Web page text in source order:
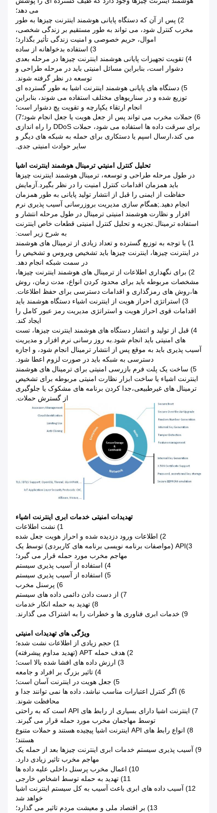
می دهد؛
2) پس از آن که دستگاه پایانی هوشمند اینترنت چیزها به طور
مخرب کنترل شود، می تواند به طور مستقیم بر زندگی شخصی،
اموال، حریم خصوصی و امنیت زندگی تأثیر بگذارد؛
3) استفاده بدخواهانه از ساده
4) تقویت تجهیزات پایانی هوشمند اینترنت چیزها در مرحله بعدی
دشوار است، بنابراین مسائل امنیتی باید در مرحله طراحی و
توسعه در نظر گرفته شوند.
5) دستگاه های پایانی هوشمند اینترنت اشیا به طور گسترده ای
توزیع شده و در سناریوهای مختلف استفاده می شوند، بنابراین
انجام ارتقاء یکپارچه و تقویت پچ دشوار است؛
6) حملات مخرب می تواند پس از جعل هویت یا جعل انجام شود؛7)
برای سرقت داده ها استفاده می شود، حملات DDoS را راه اندازی
می کند،ارسال اسپم یا دستکاری برای حمله به شبکه های دیگر و
سایر حوادث امنیتی جدی.
تحليل کنترل امنيتي ترمينال هوشمند اينترنت اشيا
در طول مرحله طراحی و توسعه، ترمینال هوشمند اینترنت چیزها
باید همزمان اقدامات کنترل امنیت را در نظر بگیرد.آزمایش
حفاظت از ایمنی را قبل از انتشار تولید پایانی به طور همزمان
انجام دهید.;همگام سازی مدیریت بروزرسانی آسیب پذیری نرم
افزار و نظارت هوشمند امنیتی ترمینال در طول مرحله انتشار و
استفاده ترمینال.تجزیه و تحلیل کنترل امنیتی قطعات خاص اینترنت
به شرح زیر است:
1) با توجه به توزیع گسترده و تعداد زیادی از ترمینال های هوشمند
در اینترنت چیزها، اینترنت چیزها باید تشخیص ویروس و تشخیص را
در سمت شبکه انجام دهد.
2) برای نگهداری اطلاعات از ترمینال های هوشمند اینترنت چیزها،
مشخصات مربوطه باید برای محدود کردن انواع، مدت زمان، روش
ها،روش های رمزگذاری و اقدامات دسترسی برای حفظ اطلاعات.
3) استراتژی احراز هویت از اینترنت اشیاء دستگاه هوشمند باید
اقدامات قوی احراز هویت و استراتژی مدیریت رمز عبور کامل را
ایجاد کند.
4) قبل از تولید و انتشار دستگاه های هوشمند اینترنت چیزها، تست
های امنیتی باید انجام شود.به روز رسانی نرم افزار و مدیریت
آسیب پذیری باید به موقع پس از انتشار ترمینال انجام شود، و اجازه
دسترسی به شبکه باید در صورت لزوم اعطا شود.
5) ساخت یک پلت فرم بازرسی امنیتی برای ترمینال های هوشمند
اینترنت اشیاء یا ساخت ابزار نظارت امنیتی مربوطه برای تشخیص
ترمینال های غیرطبیعی،جدا کردن برنامه های مشکوک یا جلوگیری
از گسترش حملات.
تهدیدات امنیتی خدمات ابری اینترنت اشیاء
1) نشت اطلاعات
2) اطلاعات ورود دزدیده شده و احراز هویت جعل شده
3)API (مواصفات برنامه نویسی برنامه های کاربردی) توسط یک
مهاجم مخرب مورد حمله قرار می گیرد؛
4) استفاده از آسیب پذیری سیستم
5) استفاده از آسیب پذیری سیستم
6) پرسنل مخرب
7) از دست دادن دائمی داده های سیستم
8) تهدید به حمله انکار خدمات
9) خدمات ابری فناوری ها و خطرات را به اشتراک می گذارند.
ویژگی های تهدیدات امنیتی
1) حجم زیادی از اطلاعات نشت شده؛
2) هدف حمله APT (تهديد مداوم پیشرفته)
3) ارزش داده های افشا شده بالا است؛
4) تاثیر بزرگ بر افراد و جامعه
5) جعل هویت در اینترنت آسان است؛
6) اگر کنترل اعتبارات مناسب نباشد، داده ها نمی توانند جدا و
محافظت شوند.
7) اینترنت اشیا دارای بسیاری از رابط های API است که به راحتی
توسط مهاجمان مخرب مورد حمله قرار می گیرند.
8) انواع رابط های API اینترنت اشیا پیچیده هستند و حملات متنوع
هستند؛
9) آسیب پذیری سیستم خدمات ابری اینترنت چیزها بعد از حمله یک
مهاجم مخرب تاثیر زیادی دارد.
10) اعمال مخرب پرسنل داخلی علیه داده ها
11) تهدید به حمله توسط اشخاص خارجی
12) آسیب داده های ابری باعث آسیب به کل سیستم اینترنت اشیا
خواهد شد
13) بر اقتصاد ملی و معیشت مردم تاثیر می گذارد؛